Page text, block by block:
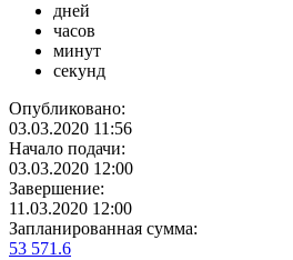
дней
часов
минут
секунд
Опубликовано:
03.03.2020 11:56
Начало подачи:
03.03.2020 12:00
Завершение:
11.03.2020 12:00
Запланированная сумма:
53 571.6